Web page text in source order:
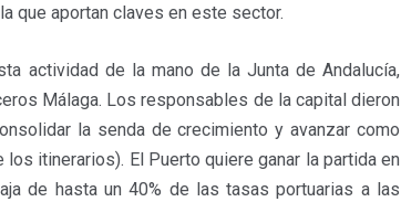
que aportan claves en este sector.
actividad de la mano de la Junta de Andalucía,
Málaga. Los responsables de la capital dieron
la senda de crecimiento y avanzar como
itinerarios). El Puerto quiere ganar la partida en
de hasta un 40% de las tasas portuarias a las